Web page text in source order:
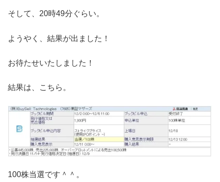
そして、20時49分ぐらい。
ようやく、結果が出ました！
お待たせいたしました！
結果は、こちら。
100株当選です＾＾。